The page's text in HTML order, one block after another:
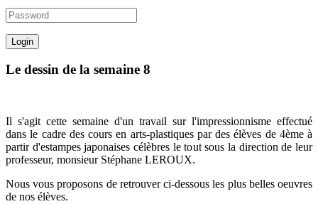
Le dessin de la semaine 8
Il s'agit cette semaine d'un travail sur l'impressionnisme effectué
dans le cadre des cours en arts-plastiques par des élèves de 4ème à
partir d'estampes japonaises célèbres le tout sous la direction de leur
professeur, monsieur Stéphane LEROUX.
Nous vous proposons de retrouver ci-dessous les plus belles oeuvres
de nos élèves.